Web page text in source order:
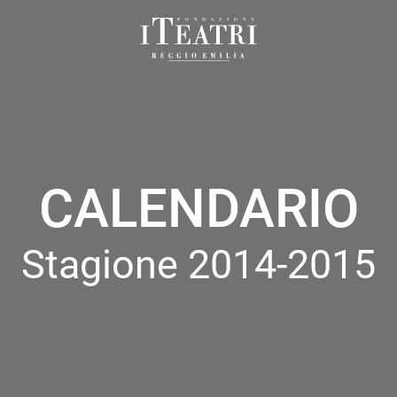
CALENDARIO
Stagione 2014-2015